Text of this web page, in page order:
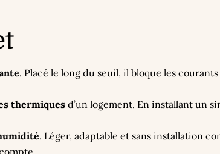
. Placé le long du seuil, il bloque les
thermiques d’un logement. En installant un
. Léger, adaptable et sans installation